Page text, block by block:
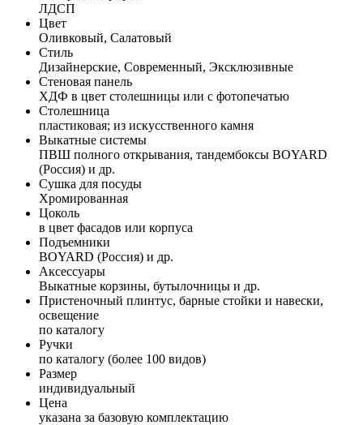
ЛДСП
Цвет
Оливковый, Салатовый
Стиль
Дизайнерские, Современный, Эксклюзивные
Стеновая панель
ХДФ в цвет столешницы или с фотопечатью
Столешница
пластиковая; из искусственного камня
Выкатные системы
ПВШ полного открывания, тандембоксы BOYARD
(Россия) и др.
Сушка для посуды
Хромированная
Цоколь
в цвет фасадов или корпуса
Подъемники
BOYARD (Россия) и др.
Аксессуары
Выкатные корзины, бутылочницы и др.
Пристеночный плинтус, барные стойки и навески,
освещение
по каталогу
Ручки
по каталогу (более 100 видов)
Размер
индивидуальный
Цена
указана за базовую комплектацию